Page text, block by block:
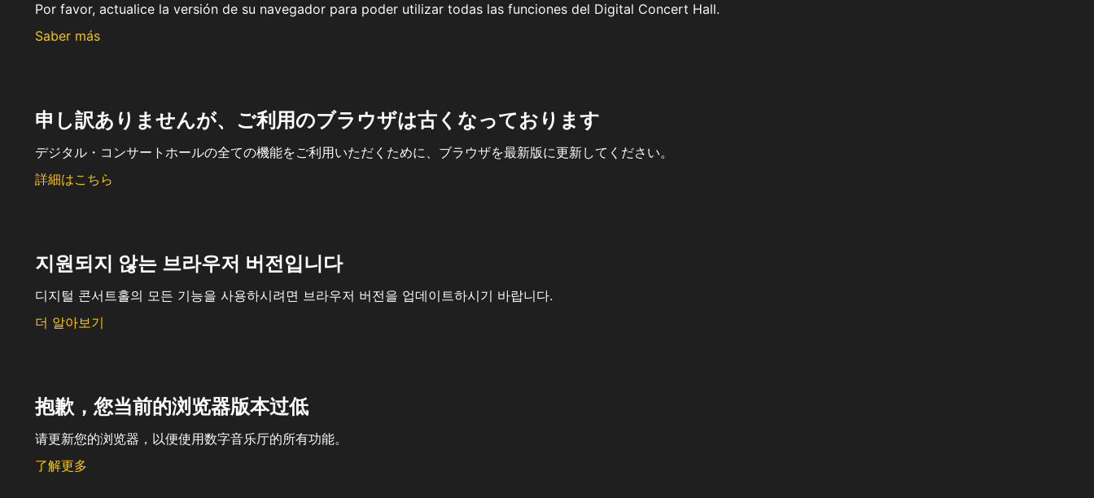
Por favor, actualice la versión de su navegador para poder utilizar todas las funciones del Digital Concert Hall.
Saber más
申し訳ありませんが、ご利用のブラウザは古くなっております
デジタル・コンサートホールの全ての機能をご利用いただくために、ブラウザを最新版に更新してください。
詳細はこちら
지원되지 않는 브라우저 버전입니다
디지털 콘서트홀의 모든 기능을 사용하시려면 브라우저 버전을 업데이트하시기 바랍니다.
더 알아보기
抱歉，您当前的浏览器版本过低
请更新您的浏览器，以便使用数字音乐厅的所有功能。
了解更多